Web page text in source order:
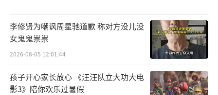
李修贤为嘲讽周星驰道歉 称对方没儿没
女鬼鬼祟祟
2026-08-05 12:01:44
孩子开心家长放心 《汪汪队立大功大电
影3》陪你欢乐过暑假